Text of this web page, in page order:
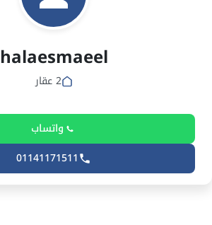
halaesmaeel
2 عقار
واتساب
01141171511